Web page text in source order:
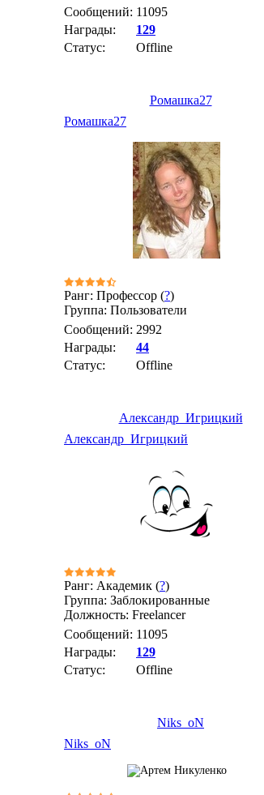
Сообщений: 11095
Награды:
129
Статус:
Offline
Ромашка27
Ромашка27
Ранг: Профессор (?)
Группа: Пользователи
Сообщений: 2992
Награды:
44
Статус:
Offline
Александр_Игрицкий
Александр_Игрицкий
Ранг: Академик (?)
Группа: Заблокированные
Должность: Freelancer
Сообщений: 11095
Награды:
129
Статус:
Offline
Niks_oN
Niks_oN